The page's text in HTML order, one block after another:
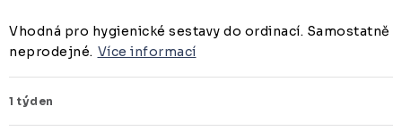
Vhodná pro hygienické sestavy do ordinací. Samostatně
neprodejné. Více informací
1 týden